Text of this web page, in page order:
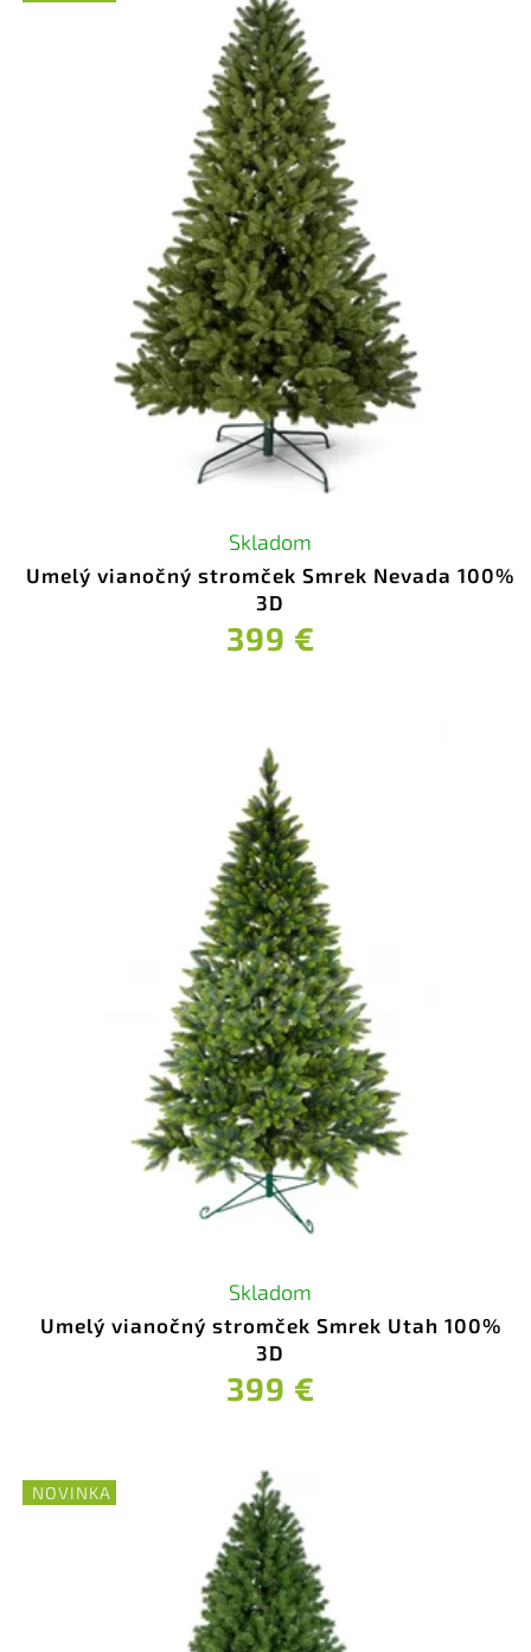
Umelý vianočný stromček Smrek Nevada 100%
3D
Skladom
399 €
Umelý vianočný stromček Smrek Utah 100%
3D
Skladom
399 €
NOVINKA